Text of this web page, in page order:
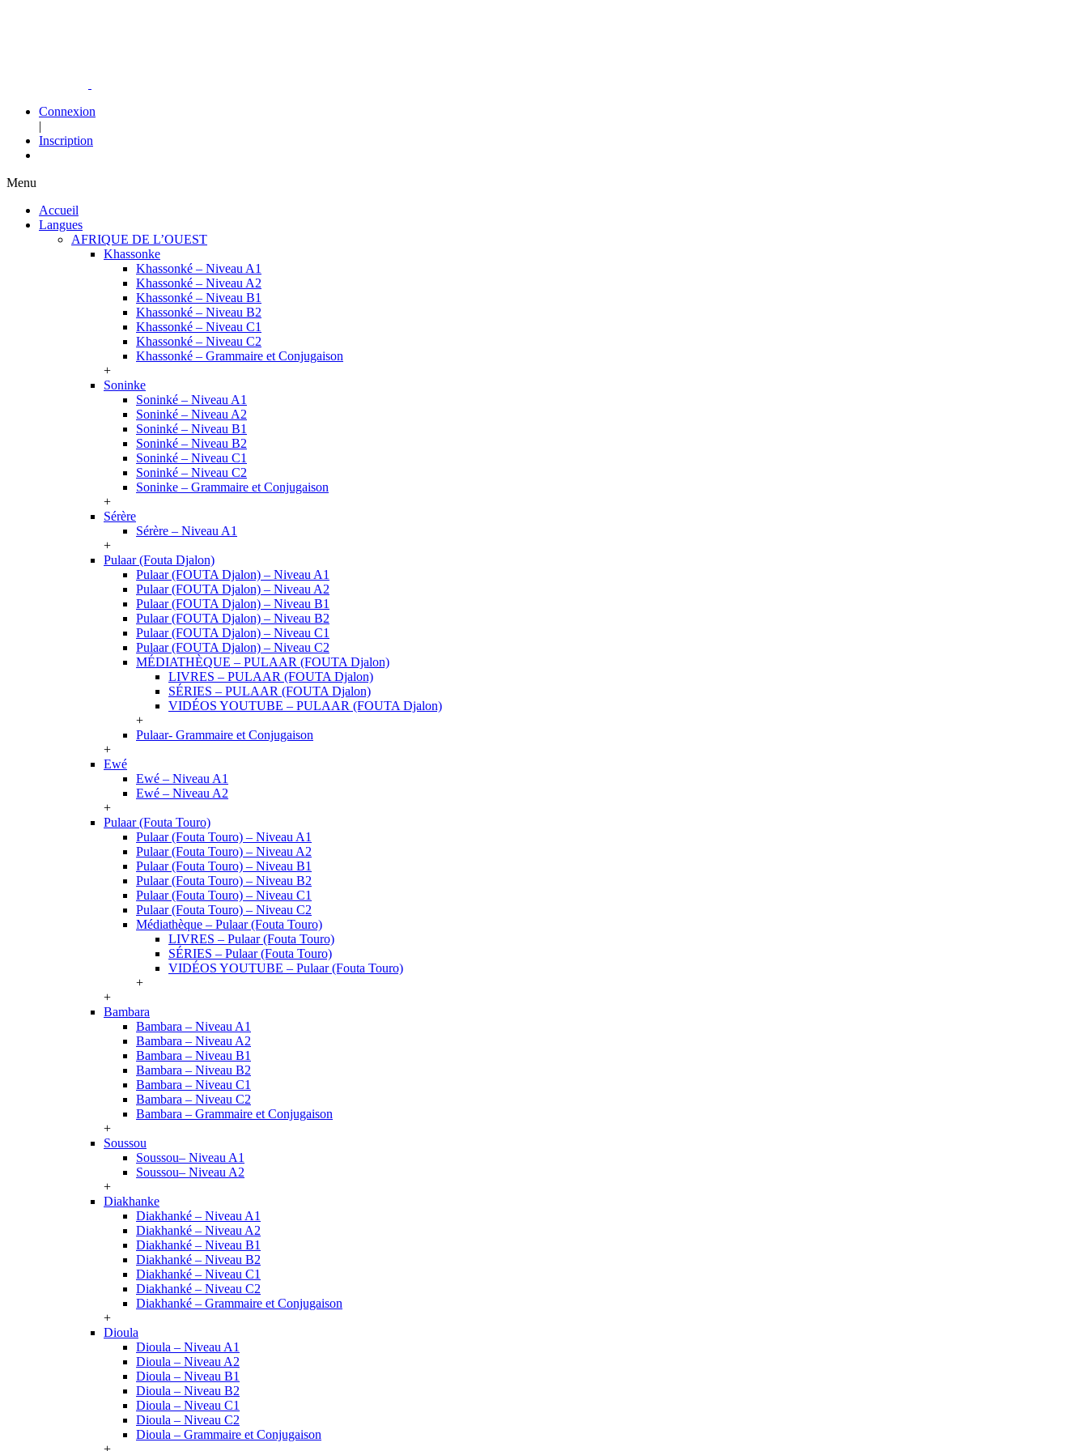
Connexion
|
Inscription
Menu
Accueil
Langues
AFRIQUE DE L’OUEST
Khassonke
Khassonké – Niveau A1
Khassonké – Niveau A2
Khassonké – Niveau B1
Khassonké – Niveau B2
Khassonké – Niveau C1
Khassonké – Niveau C2
Khassonké – Grammaire et Conjugaison
+
Soninke
Soninké – Niveau A1
Soninké – Niveau A2
Soninké – Niveau B1
Soninké – Niveau B2
Soninké – Niveau C1
Soninké – Niveau C2
Soninke – Grammaire et Conjugaison
+
Sérère
Sérère – Niveau A1
+
Pulaar (Fouta Djalon)
Pulaar (FOUTA Djalon) – Niveau A1
Pulaar (FOUTA Djalon) – Niveau A2
Pulaar (FOUTA Djalon) – Niveau B1
Pulaar (FOUTA Djalon) – Niveau B2
Pulaar (FOUTA Djalon) – Niveau C1
Pulaar (FOUTA Djalon) – Niveau C2
MÉDIATHÈQUE – PULAAR (FOUTA Djalon)
LIVRES – PULAAR (FOUTA Djalon)
SÉRIES – PULAAR (FOUTA Djalon)
VIDÉOS YOUTUBE – PULAAR (FOUTA Djalon)
+
Pulaar- Grammaire et Conjugaison
+
Ewé
Ewé – Niveau A1
Ewé – Niveau A2
+
Pulaar (Fouta Touro)
Pulaar (Fouta Touro) – Niveau A1
Pulaar (Fouta Touro) – Niveau A2
Pulaar (Fouta Touro) – Niveau B1
Pulaar (Fouta Touro) – Niveau B2
Pulaar (Fouta Touro) – Niveau C1
Pulaar (Fouta Touro) – Niveau C2
Médiathèque – Pulaar (Fouta Touro)
LIVRES – Pulaar (Fouta Touro)
SÉRIES – Pulaar (Fouta Touro)
VIDÉOS YOUTUBE – Pulaar (Fouta Touro)
+
+
Bambara
Bambara – Niveau A1
Bambara – Niveau A2
Bambara – Niveau B1
Bambara – Niveau B2
Bambara – Niveau C1
Bambara – Niveau C2
Bambara – Grammaire et Conjugaison
+
Soussou
Soussou– Niveau A1
Soussou– Niveau A2
+
Diakhanke
Diakhanké – Niveau A1
Diakhanké – Niveau A2
Diakhanké – Niveau B1
Diakhanké – Niveau B2
Diakhanké – Niveau C1
Diakhanké – Niveau C2
Diakhanké – Grammaire et Conjugaison
+
Dioula
Dioula – Niveau A1
Dioula – Niveau A2
Dioula – Niveau B1
Dioula – Niveau B2
Dioula – Niveau C1
Dioula – Niveau C2
Dioula – Grammaire et Conjugaison